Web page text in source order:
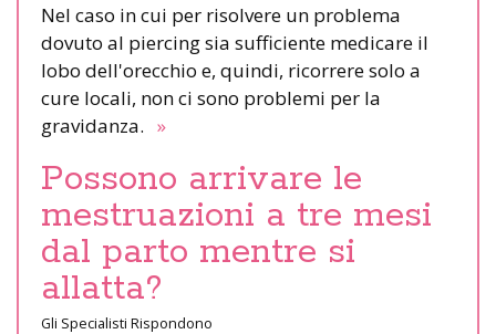
Nel caso in cui per risolvere un problema
dovuto al piercing sia sufficiente medicare il
lobo dell'orecchio e, quindi, ricorrere solo a
cure locali, non ci sono problemi per la
gravidanza. »
Possono arrivare le
mestruazioni a tre mesi
dal parto mentre si
allatta?
Gli Specialisti Rispondono